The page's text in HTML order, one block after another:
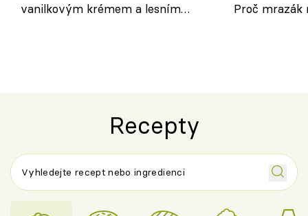
vanilkovým krémem a lesním
Proč
Recepty